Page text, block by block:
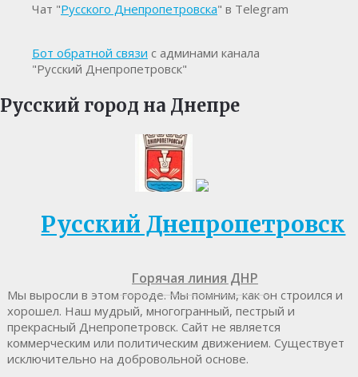
Чат "Русского Днепропетровска" в Telegram
Бот обратной связи с админами канала
"Русский Днепропетровск"
Русский город на Днепре
Русский Днепропетровск
Горячая линия ДНР
Мы выросли в этом городе. Мы помним, как он строился и
хорошел. Наш мудрый, многогранный, пестрый и
прекрасный Днепропетровск. Cайт не является
коммерческим или политическим движением. Существует
исключительно на добровольной основе.